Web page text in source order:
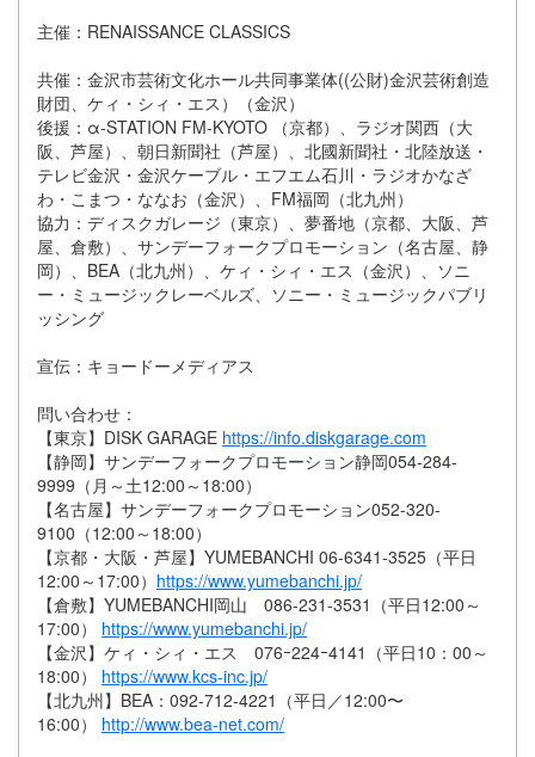
主催：RENAISSANCE CLASSICS
共催：金沢市芸術文化ホール共同事業体((公財)金沢芸術創造
財団、ケィ・シィ・エス）（金沢）
後援：α-STATION FM-KYOTO （京都）、ラジオ関西（大
阪、芦屋）、朝日新聞社（芦屋）、北國新聞社・北陸放送・
テレビ金沢・金沢ケーブル・エフエム石川・ラジオかなざ
わ・こまつ・ななお（金沢）、FM福岡（北九州）
協力：ディスクガレージ（東京）、夢番地（京都、大阪、芦
屋、倉敷）、サンデーフォークプロモーション（名古屋、静
岡）、BEA（北九州）、ケィ・シィ・エス（金沢）、ソニ
ー・ミュージックレーベルズ、ソニー・ミュージックパブリ
ッシング
宣伝：キョードーメディアス
問い合わせ：
【東京】DISK GARAGE https://info.diskgarage.com
【静岡】サンデーフォークプロモーション静岡054-284-
9999（月～土12:00～18:00）
【名古屋】サンデーフォークプロモーション052-320-
9100（12:00～18:00）
【京都・大阪・芦屋】YUMEBANCHI 06-6341-3525（平日
12:00～17:00） https://www.yumebanchi.jp/
【倉敷】YUMEBANCHI岡山 086-231-3531（平日12:00～
17:00） https://www.yumebanchi.jp/
【金沢】ケィ・シィ・エス 076ｰ224ｰ4141（平日10：00～
18:00） https://www.kcs-inc.jp/
【北九州】BEA：092-712-4221（平日／12:00〜
16:00） http://www.bea-net.com/